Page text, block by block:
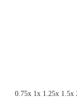
0.75x 1x 1.25x